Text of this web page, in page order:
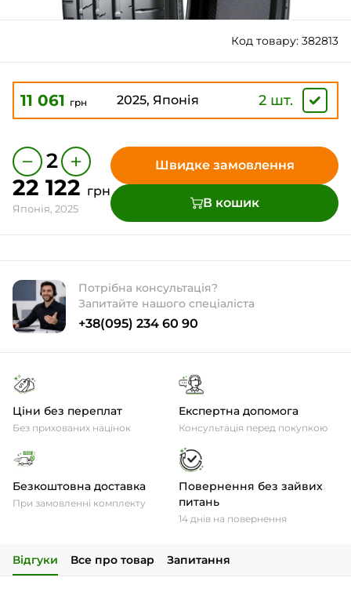
Код товару: 382813
11 061 грн 2025, Японія 2 шт.
− 2 +
22 122 грн
Японія, 2025
Швидке замовлення
В кошик
Потрібна консультація?
Запитайте нашого спеціаліста
+38(095) 234 60 90
Ціни без переплат
Без прихованих націнок
Експертна допомога
Консультація перед покупкою
Безкоштовна доставка
При замовленні комплекту
Повернення без зайвих
питань
14 днів на повернення
Відгуки Все про товар Запитання